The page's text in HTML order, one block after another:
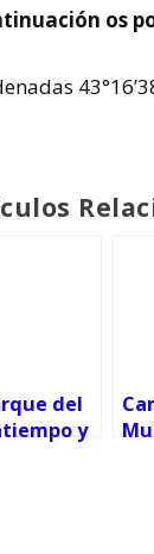
os
del
y